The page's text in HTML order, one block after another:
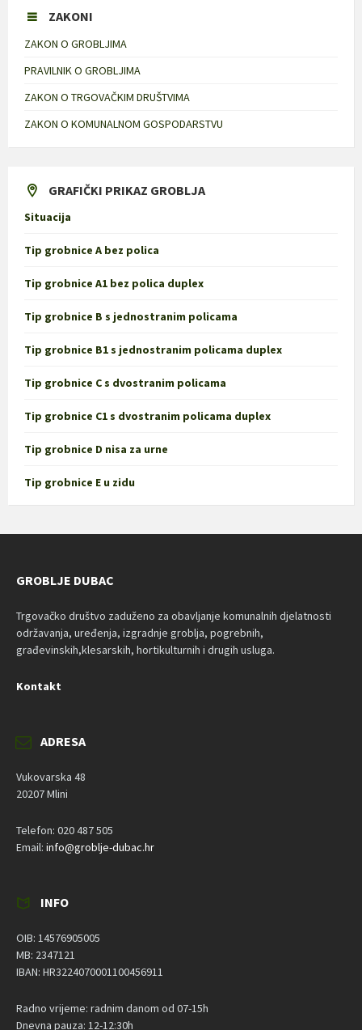
ZAKONI
ZAKON O GROBLJIMA
PRAVILNIK O GROBLJIMA
ZAKON O TRGOVAČKIM DRUŠTVIMA
ZAKON O KOMUNALNOM GOSPODARSTVU
GRAFIČKI PRIKAZ GROBLJA
Situacija
Tip grobnice A bez polica
Tip grobnice A1 bez polica duplex
Tip grobnice B s jednostranim policama
Tip grobnice B1 s jednostranim policama duplex
Tip grobnice C s dvostranim policama
Tip grobnice C1 s dvostranim policama duplex
Tip grobnice D nisa za urne
Tip grobnice E u zidu
GROBLJE DUBAC
Trgovačko društvo zaduženo za obavljanje komunalnih djelatnosti
održavanja, uređenja, izgradnje groblja, pogrebnih,
građevinskih,klesarskih, hortikulturnih i drugih usluga.
Kontakt
ADRESA
Vukovarska 48
20207 Mlini
Telefon: 020 487 505
Email: info@groblje-dubac.hr
INFO
OIB: 14576905005
MB: 2347121
IBAN: HR3224070001100456911
Radno vrijeme: radnim danom od 07-15h
Dnevna pauza: 12-12:30h